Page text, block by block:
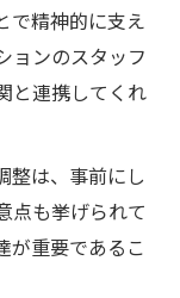
で精神的に支え
ョンのスタッフ
と連携してくれ
整は、事前にし
点も挙げられて
が重要であるこ